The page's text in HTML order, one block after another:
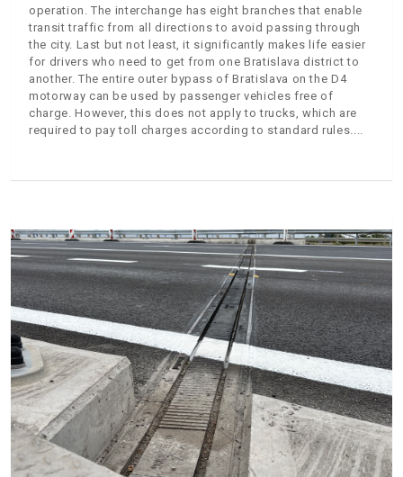
operation. The interchange has eight branches that enable
transit traffic from all directions to avoid passing through
the city. Last but not least, it significantly makes life easier
for drivers who need to get from one Bratislava district to
another. The entire outer bypass of Bratislava on the D4
motorway can be used by passenger vehicles free of
charge. However, this does not apply to trucks, which are
required to pay toll charges according to standard rules.